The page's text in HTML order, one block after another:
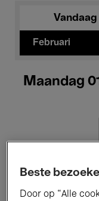
Vandaag
Februari
Maandag
Alle
Beste
Door op “Alle